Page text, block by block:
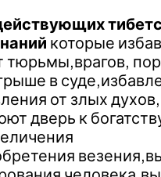
которые
тюрьмы,врагов,
в
от злых духов,
дверь к